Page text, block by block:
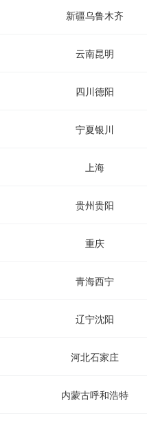
新疆乌鲁木齐
云南昆明
四川德阳
宁夏银川
上海
贵州贵阳
重庆
青海西宁
辽宁沈阳
河北石家庄
内蒙古呼和浩特